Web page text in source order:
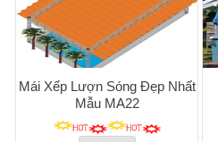
Mái Xếp Lượn Sóng Đẹp Nhất
Mẫu MA22